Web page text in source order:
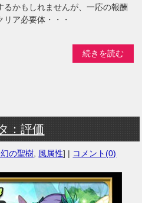
かもしれませんが、一応の報酬
ア必要体・・・
続きを読む
：評価
の聖樹 風属性] | コメント(0)